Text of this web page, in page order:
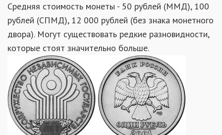
Средняя стоимость монеты - 50 рублей (ММД), 100
рублей (СПМД), 12 000 рублей (без знака монетного
двора). Могут существовать редкие разновидности,
которые стоят значительно больше.